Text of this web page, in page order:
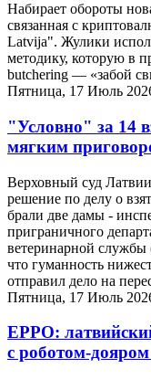
Набирает обороты
связанная с
Latvija". Жулики
методику, которую в
butchering — «забой
Пятница, 17 Июль
"Условно" за 14
мягким
Верховный суд
решение по делу о
брали две дамы -
приграничного
ветеринарной
что гуманность
отправил дело на
Пятница, 17 Июль
EPPO:
с роботом-